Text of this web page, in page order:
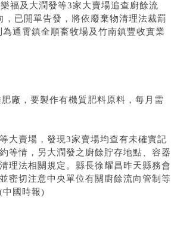
福及大潤發等3家大賣場追查廚餘流
已開單告發，將依廢棄物清理法裁罰
通霄鎮全順畜牧場及竹南鎮豐收實業
廠，要製作有機質肥料原料，每月需
大賣場，發現3家賣場均查有未確實記
等情，另大潤發之廚餘貯存地點、容器
理法相關規定。縣長徐耀昌昨天縣務會
密切注意中央單位有關廚餘流向管制等
中國時報)